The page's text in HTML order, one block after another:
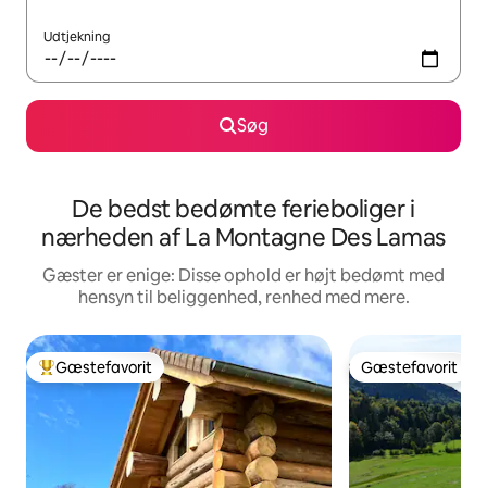
Udtjekning
Søg
De bedst bedømte ferieboliger i
nærheden af La Montagne Des Lamas
Gæster er enige: Disse ophold er højt bedømt med
hensyn til beliggenhed, renhed med mere.
Bedste gæstefavorit
Gæstefavorit Gæstefavorit
Gæstefavorit